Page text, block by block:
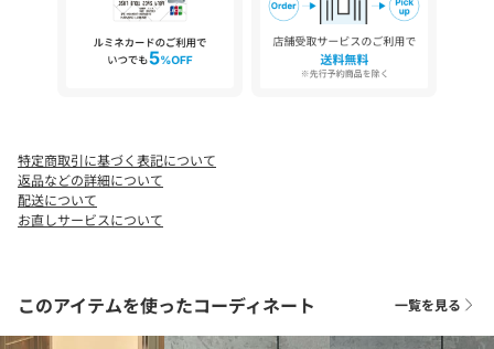
■コーディネート
オーセンティックなネイビーやグレースーツをモダンな印象に仕
上げる一着。
Vゾーンはソリッドタイやレジメンタルタイなどのトラディショナ
============================
裏地 ：なし
透け感：なし
機能性：抗菌防臭・イージーケア
============================
特定商取引に基づく表記について
返品などの詳細について
配送について
お直しサービスについて
このアイテムを使ったコーディネート 一覧を見る